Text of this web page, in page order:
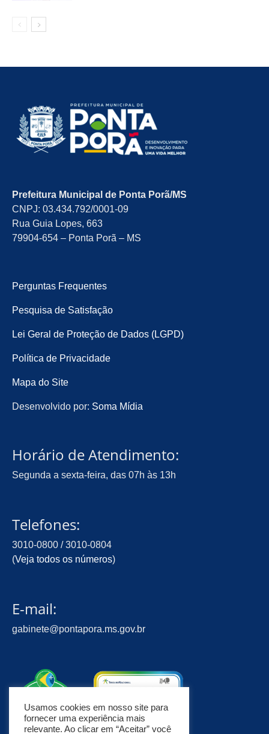
Prefeitura Municipal de Ponta Porã/MS
CNPJ: 03.434.792/0001-09
Rua Guia Lopes, 663
79904-654 – Ponta Porã – MS
Perguntas Frequentes
Pesquisa de Satisfação
Lei Geral de Proteção de Dados (LGPD)
Política de Privacidade
Mapa do Site
Desenvolvido por: Soma Mídia
Horário de Atendimento:
Segunda a sexta-feira, das 07h às 13h
Telefones:
3010-0800 / 3010-0804
(Veja todos os números)
E-mail:
gabinete@pontapora.ms.gov.br
Usamos cookies em nosso site para
fornecer uma experiência mais
relevante. Ao clicar em “Aceitar” você